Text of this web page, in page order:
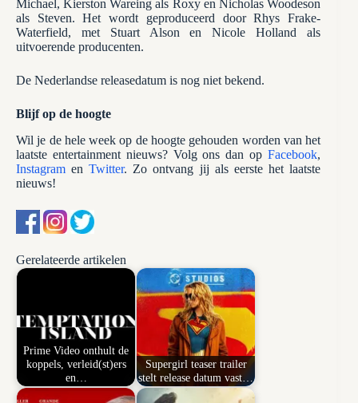
Michael, Kierston Wareing als Roxy en Nicholas Woodeson
als Steven. Het wordt geproduceerd door Rhys Frake-
Waterfield, met Stuart Alson en Nicole Holland als
uitvoerende producenten.
De Nederlandse releasedatum is nog niet bekend.
Blijf op de hoogte
Wil je de hele week op de hoogte gehouden worden van het
laatste entertainment nieuws? Volg ons dan opFacebook,
InstagramenTwitter. Zo ontvang jij als eerste het laatste
nieuws!
Gerelateerde artikelen
Prime Video onthult de
koppels, verleid(st)ers
en…
Supergirl teaser trailer
stelt release datum vast…